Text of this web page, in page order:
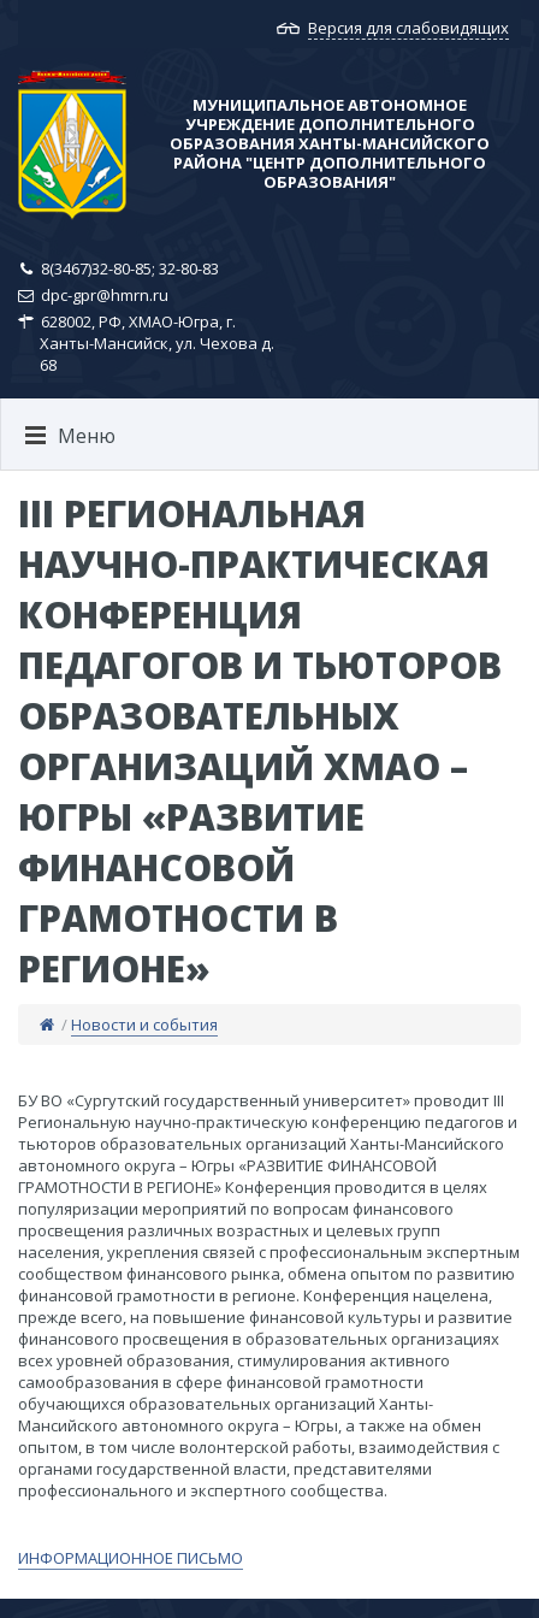
Версия для слабовидящих
МУНИЦИПАЛЬНОЕ АВТОНОМНОЕ
УЧРЕЖДЕНИЕ ДОПОЛНИТЕЛЬНОГО
ОБРАЗОВАНИЯ ХАНТЫ-МАНСИЙСКОГО
РАЙОНА​ "ЦЕНТР ДОПОЛНИТЕЛЬНОГО
ОБРАЗОВАНИЯ"
8(3467)32-80-85; ​32-80-83
dpc-gpr@hmrn.ru
628002, РФ, ХМАО-Югра, г.
Ханты-Мансийск, ул. Чехова д.
68
Меню
III РЕГИОНАЛЬНАЯ
НАУЧНО-ПРАКТИЧЕСКАЯ
КОНФЕРЕНЦИЯ
ПЕДАГОГОВ И ТЬЮТОРОВ
ОБРАЗОВАТЕЛЬНЫХ
ОРГАНИЗАЦИЙ ХМАО –
ЮГРЫ «РАЗВИТИЕ
ФИНАНСОВОЙ
ГРАМОТНОСТИ В
РЕГИОНЕ»
/Новости и события
​БУ ВО «Сургутский государственный университет» проводит III
Региональную научно-практическую конференцию педагогов и
тьюторов образовательных организаций Ханты-Мансийского
автономного округа – Югры «РАЗВИТИЕ ФИНАНСОВОЙ
ГРАМОТНОСТИ В РЕГИОНЕ» Конференция проводится в целях
популяризации мероприятий по вопросам финансового
просвещения различных возрастных и целевых групп
населения, укрепления связей с профессиональным экспертным
сообществом финансового рынка, обмена опытом по развитию
финансовой грамотности в регионе. Конференция нацелена,
прежде всего, на повышение финансовой культуры и развитие
финансового просвещения в образовательных организациях
всех уровней образования, стимулирования активного
самообразования в сфере финансовой грамотности
обучающихся образовательных организаций Ханты-
Мансийского автономного округа – Югры, а также на обмен
опытом, в том числе волонтерской работы, взаимодействия с
органами государственной власти, представителями
профессионального и экспертного сообщества.
​ИНФОРМАЦИОННОЕ ПИСЬМО